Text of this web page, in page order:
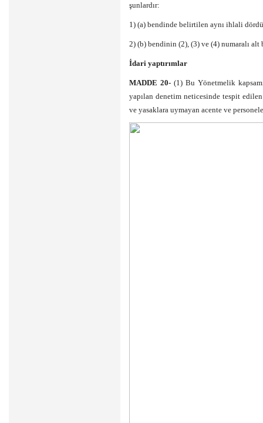
şunlardır:
1) (a) bendinde belirtilen aynı ihlali
2) (b) bendinin (2), (3) ve (4) numaralı
İdari yaptırımlar
MADDE 20- (1) Bu Yönetmelik
yapılan denetim neticesinde tespit
ve yasaklara uymayan acente ve